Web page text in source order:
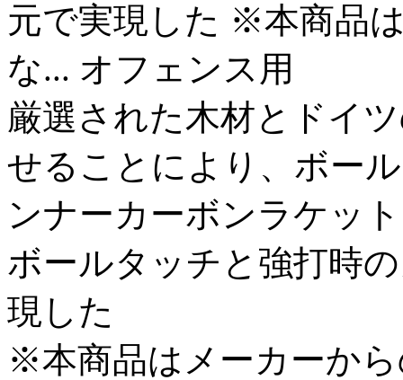
元で実現した ※本商品
な... オフェンス用
厳選された木材とドイ
せることにより、ボー
ンナーカーボンラケッ
ボールタッチと強打時
現した
※本商品はメーカーか